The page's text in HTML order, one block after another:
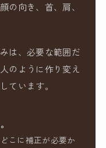
の向き、首、肩、
は、必要な範囲だ
のように作り変え
ています。
こに補正が必要か